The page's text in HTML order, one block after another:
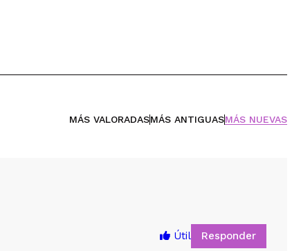
MÁS VALORADASMÁS ANTIGUASMÁS NUEVAS
Útil Responder